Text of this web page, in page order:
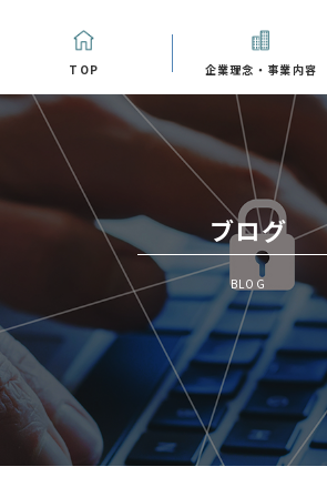
TOP 企業理念・事業内容
ブログ
BLOG